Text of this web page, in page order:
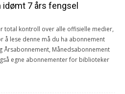
7 års fengsel
total kontroll over alle offisielle medier,
å lese denne må du ha abonnement
Årsabonnement, Månedsabonnement
egne abonnementer for biblioteker